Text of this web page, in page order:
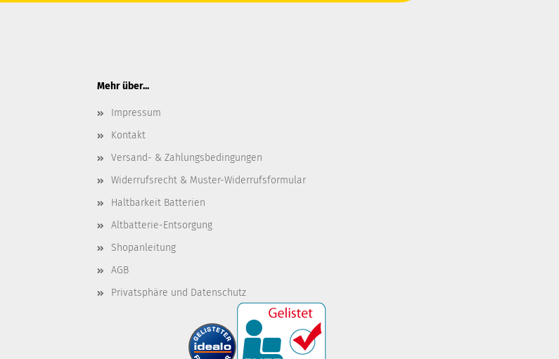
Mehr über...
Impressum
Kontakt
Versand- & Zahlungsbedingungen
Widerrufsrecht & Muster-Widerrufsformular
Haltbarkeit Batterien
Altbatterie-Entsorgung
Shopanleitung
AGB
Privatsphäre und Datenschutz